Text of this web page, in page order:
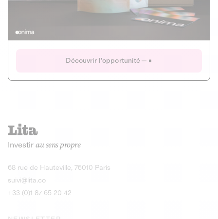
IR 50% JEIR
Découvrir l'opportunité
Ouverture imminente
Onima
CAPITAL INVESTISSEMENT MIEUX MANGER
AGRICULTURE ET ALIMENTATION
Actions
Gain potentiel
Découvrir l'opportunité
Investir au sens propre
68 rue de Hauteville, 75010 Paris
suivi@lita.co
+33 (0)1 87 65 20 42